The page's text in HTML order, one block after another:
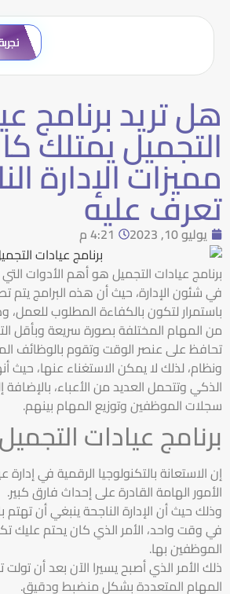
هل تريد برنامج
التجميل يمتلك
مميزات الإدارة
تعرف عليه
يوليو 10, 2023
4:21 م
برنامج عيادات التجميل هو أهم الأدوات
في شئون الإدارة، حيث أن هذه البرامج يتم
باستمرار لتكون بالكفاءة المطلوب
من المهام المختلفة بصورة سريعة وبأقل
تحافظ على عنصر الوقت وتقوم بالوظائف
ونظام، لذلك لا يمكن الاستغناء عنها، حيث
الذكي وتتحمل العديد من الأعباء،
سجلات الموظفين وتوزيع المهام بينهم.
برنامج عيادات التجميل
إن الاستعانة بالتكنولوجيا الرقمية في
الأمور الهامة القادرة على إحداث فارق كبير.
وذلك حيث أن الإدارة الناجحة ينبغي أن
في وقت واحد، الأمر الذي كان يحتم عليك
الموظفين بها.
ذلك الأمر الذي أصبح يسيرا الآن بعد أن
المهام المتعددة بشكل منضبط ودقيق.